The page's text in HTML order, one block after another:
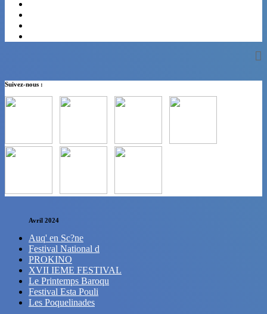
Suivez-nous :
Avril 2024
Auq' en Sc?ne
Festival National d
PROKINO
XVII IEME FESTIVAL
Le Printemps Baroqu
Festival Esta Pouli
Les Poquelinades